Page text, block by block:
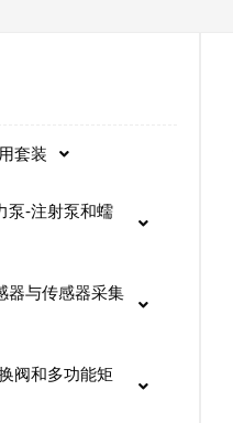
套装
泵-注射泵和蠕
器与传感器采集
阀和多功能矩